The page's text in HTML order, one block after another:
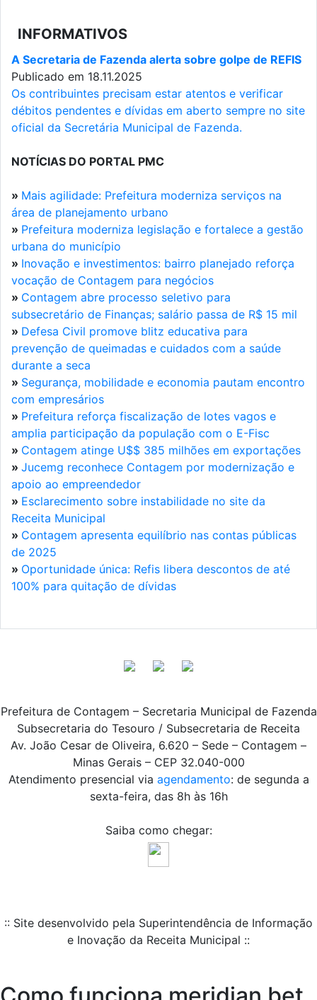
INFORMATIVOS
A Secretaria de Fazenda alerta sobre golpe de REFIS
Publicado em 18.11.2025
Os contribuintes precisam estar atentos e verificar
débitos pendentes e dívidas em aberto sempre no site
oficial da Secretária Municipal de Fazenda.
NOTÍCIAS DO PORTAL PMC
» Mais agilidade: Prefeitura moderniza serviços na
área de planejamento urbano
» Prefeitura moderniza legislação e fortalece a gestão
urbana do município
» Inovação e investimentos: bairro planejado reforça
vocação de Contagem para negócios
» Contagem abre processo seletivo para
subsecretário de Finanças; salário passa de R$ 15 mil
» Defesa Civil promove blitz educativa para
prevenção de queimadas e cuidados com a saúde
durante a seca
» Segurança, mobilidade e economia pautam encontro
com empresários
» Prefeitura reforça fiscalização de lotes vagos e
amplia participação da população com o E-Fisc
» Contagem atinge U$$ 385 milhões em exportações
» Jucemg reconhece Contagem por modernização e
apoio ao empreendedor
» Esclarecimento sobre instabilidade no site da
Receita Municipal
» Contagem apresenta equilíbrio nas contas públicas
de 2025
» Oportunidade única: Refis libera descontos de até
100% para quitação de dívidas
Prefeitura de Contagem – Secretaria Municipal de Fazenda
Subsecretaria do Tesouro / Subsecretaria de Receita
Av. João Cesar de Oliveira, 6.620 – Sede – Contagem –
Minas Gerais – CEP 32.040-000
Atendimento presencial via agendamento: de segunda a
sexta-feira, das 8h às 16h
Saiba como chegar:
:: Site desenvolvido pela Superintendência de Informação
e Inovação da Receita Municipal ::